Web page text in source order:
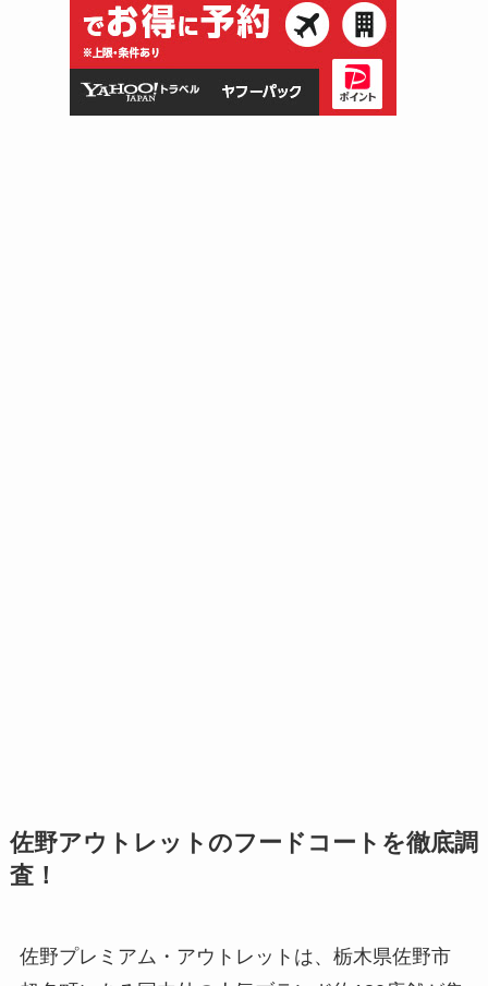
佐野アウトレットのフードコートを徹底調
査！
佐野プレミアム・アウトレットは、栃木県佐野市